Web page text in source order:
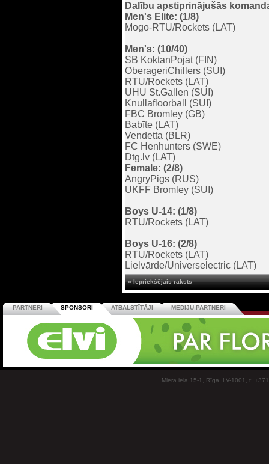
Dalību apstiprinājušās
Men's Elite: (1/8)
Mogo-RTU/Rockets (LAT)
Men's: (10/40)
SB KoktanPojat (FIN)
OberageriChillers (SUI)
RTU/Rockets (LAT)
UHU St.Gallen (SUI)
Knullafloorball (SUI)
FBC Bromley (GB)
Babīte (LAT)
Vendetta (BLR)
FC Henhunters (SWE)
Dtg.lv (LAT)
Female: (2/8)
AngryPigs (RUS)
UKFF Bromley (SUI)
Boys U-14: (1/8)
RTU/Rockets (LAT)
Boys U-16: (2/8)
RTU/Rockets (LAT)
Lielvārde/Universelectric (LAT)
« Iepriekšējais raksts
PARTNERI SPONSORI ATBALSTĪTĀJI MEDIJU PARTNERI
Miera iela 15-1, Rīga, LV-1001, t: